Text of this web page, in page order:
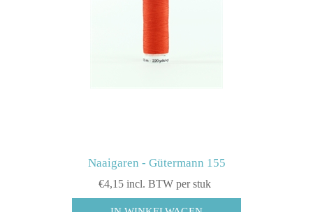
Naaigaren - Gütermann 155
€4,15 incl. BTW per stuk